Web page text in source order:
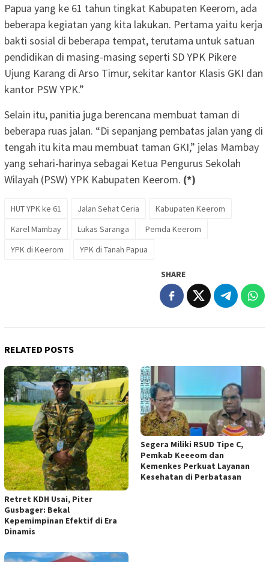
Papua yang ke 61 tahun tingkat Kabupaten Keerom, ada
beberapa kegiatan yang kita lakukan. Pertama yaitu kerja
bakti sosial di beberapa tempat, terutama untuk satuan
pendidikan di masing-masing seperti SD YPK Pikere
Ujung Karang di Arso Timur, sekitar kantor Klasis GKI dan
kantor PSW YPK.”
Selain itu, panitia juga berencana membuat taman di
beberapa ruas jalan. “Di sepanjang pembatas jalan yang di
tengah itu kita mau membuat taman GKI,” jelas Mambay
yang sehari-harinya sebagai Ketua Pengurus Sekolah
Wilayah (PSW) YPK Kabupaten Keerom. (*)
HUT YPK ke 61 Jalan Sehat Ceria
Kabupaten Keerom
Karel Mambay
Lukas Saranga
Pemda Keerom
YPK di Keerom
YPK di Tanah Papua
SHARE
RELATED POSTS
Retret KDH Usai, Piter
Gusbager: Bekal
Kepemimpinan Efektif di Era
Dinamis
Segera Miliki RSUD Tipe C,
Pemkab Keeeom dan
Kemenkes Perkuat Layanan
Kesehatan di Perbatasan